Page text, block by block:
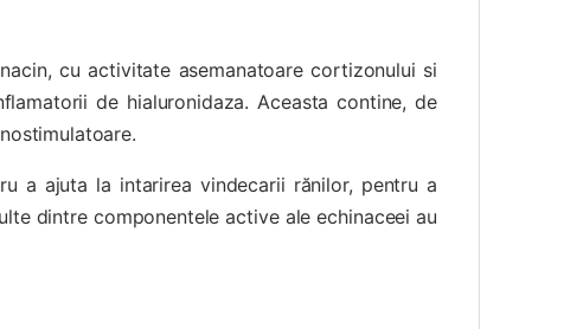
cu activitate asemanatoare cortizonului si
de hialuronidaza. Aceasta contine, de
a ajuta la intarirea vindecarii rănilor, pentru a
dintre componentele active ale echinaceei au